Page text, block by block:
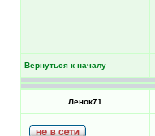
Вернуться к началу
Ленок71